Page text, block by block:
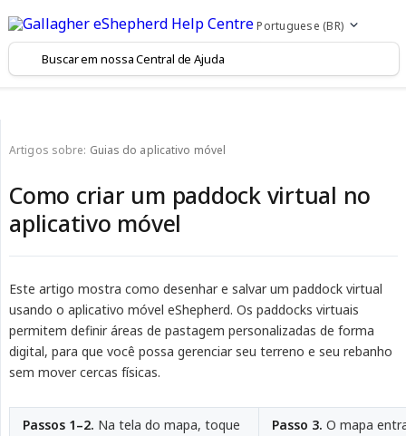
Portuguese (BR)
Artigos sobre: Guias do aplicativo móvel
Como criar um paddock virtual no
aplicativo móvel
Este artigo mostra como desenhar e salvar um paddock virtual
usando o aplicativo móvel eShepherd. Os paddocks virtuais
permitem definir áreas de pastagem personalizadas de forma
digital, para que você possa gerenciar seu terreno e seu rebanho
sem mover cercas físicas.
Passos 1–2. Na tela do mapa, toque
Passo 3. O mapa